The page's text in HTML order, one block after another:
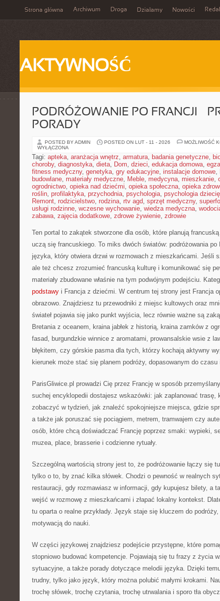
Strona główna Archiwum Droga Działamy Nowości
AKTYWNOŚĆ
PODRÓŻOWANIE PO FRANCJI –
PORADY
POSTED BY ADMIN POSTED ON LUT - 11 - 2026
MOŻLIWOŚĆ
WYŁĄCZONA
Tagi: apteka, aranżacja wnętrz, armatura, badania genetyczne,
choroby, diagnostyka, dieta, Dom, dzieci, edukacja domowa,
fitness medyczny, genetyka, gry edukacyjne, instalacje domowe,
budowlane, materiały medyczne, Meble, medycyna, mieszkanie,
ogrodnictwo, opieka nad dziećmi, opieka społeczna, opieka
roślin, profilaktyka, przychodnia, psychologia, psychologia
Remont, rodzicielstwo, rodzina, rtv agd, sprzęt medyczny,
usługi rodzinne, wczesne wychowanie, wiedza medyczna,
zabawa, zajęcia dodatkowe, zdrowe żywienie, zdrowie
Ten portal to zakątek stworzone dla osób, które planują
uczą się francuskiego. To miks dwóch światów: podróżowania po
języka, który otwiera drzwi w rozmowach z mieszkańcami. Jeśli
ale też chcesz zrozumieć francuską kulturę i komunikować się
materiały zbudowane właśnie na tym podwójnym podejściu.
podstawy i Francja z dziećmi. W centrum tej strony jest Francja
obrazowo. Znajdziesz tu przewodniki z miejsc kultowych oraz
świateł pojawia się jako punkt wyjścia, lecz równie ważne są
Bretania z oceanem, kraina jabłek z historią, kraina zamków z
fasad, burgundzkie winnice z aromatami, prowansalskie wsie z
błękitem, czy górskie pasma dla tych, którzy kochają aktywny
kierunek może stać się planem podróży, dopasowanym do
ParisGliwice.pl prowadzi Cię przez Francję w sposób
suchej encyklopedii dostajesz wskazówki: jak zaplanować trasę,
zobaczyć w tydzień, jak znaleźć spokojniejsze miejsca, gdzie
a także jak poruszać się pociągiem, metrem, tramwajem czy
osób, które chcą doświadczać Francję poprzez smaki: wypieki,
muzea, place, brasserie i codzienne rytuały.
Szczególną wartością strony jest to, że podróżowanie łączy się
tylko o to, by znać kilka słówek. Chodzi o pewność w realnych
restauracji, gdy rozmawiasz w informacji, gdy kupujesz bilety, a
wejść w rozmowę z mieszkańcami i złapać lokalny kontekst.
tu oparta o realne przykłady. Język staje się kluczem do
motywacją do nauki.
W części językowej znajdziesz podejście przystępne, które
stopniowo budować kompetencje. Pojawiają się tu frazy z życia
sytuacyjne, a także porady dotyczące melodii języka. Dzięki
trudny, tylko jako język, który można polubić małymi krokami.
trochę słówek, trochę czytania, trochę utrwalania i sporo tła